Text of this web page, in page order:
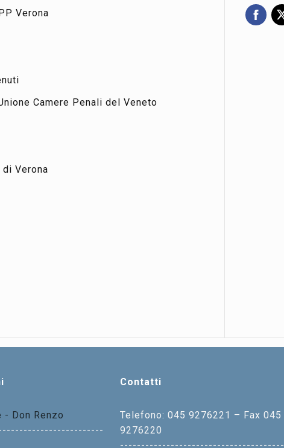
Verona
Camere Penali del Veneto
Verona
Don Renzo
Contatti
Telefono: 045 9276221 – Fax 045
9276220
---------------------------------------